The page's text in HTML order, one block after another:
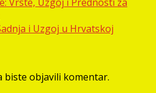
i Uzgoj u Hrvatskoj
biste objavili komentar.